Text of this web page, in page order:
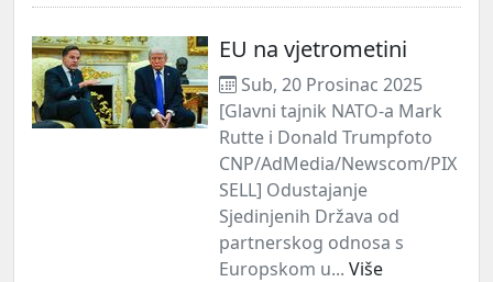
EU na vjetrometini
Sub, 20 Prosinac 2025
[Glavni tajnik NATO-a Mark
Rutte i Donald Trumpfoto
CNP/AdMedia/Newscom/PIX
SELL] Odustajanje
Sjedinjenih Država od
partnerskog odnosa s
Europskom u... Više